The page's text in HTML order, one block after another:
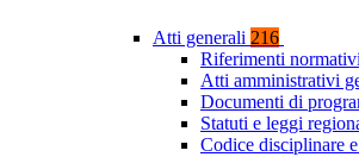
Atti generali 216
Riferimenti
Atti amministrativi
Documenti di
Statuti e leggi
Codice disciplinare